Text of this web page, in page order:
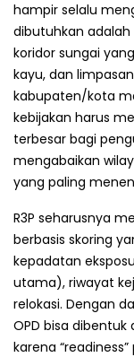
hampir selalu
dibutuhkan
koridor sungai
kayu, dan
kabupaten/kota
kebijakan harus
terbesar bagi
mengabaikan
yang paling
R3P seharusnya
berbasis skoring
kepadatan
utama), riwayat
relokasi. Dengan
OPD bisa
karena